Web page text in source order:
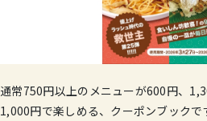
通常750円以上のメニューが600円、
1,000円で楽しめる、クーポンブックで